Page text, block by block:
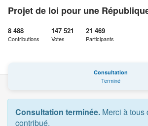
Projet de loi pour une
8 488
Contributions
147 521
Votes
21 469
Participants
Consultation
Terminé
Consultation terminée. Merci à tous
contribué.